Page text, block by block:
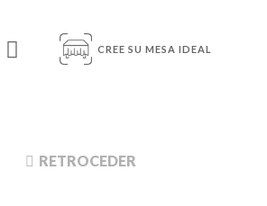
CREE SU MESA IDEAL
RETROCEDER